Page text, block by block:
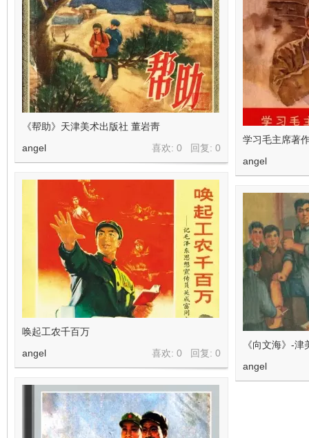
《帮助》天津美术出版社 董岩靑
喜欢: 0 回复: 0
angel
学习毛主席著
angel
唤起工农千百万
喜欢: 0 回复: 0
angel
《向文海》-津
angel